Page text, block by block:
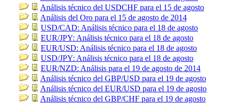
Análisis técnico del USDCHF para el 15 de agosto
Análisis del Oro para el 15 de agosto de 2014
USD/CAD: Análisis técnico para el 18 de agosto
EUR/JPY: Análisis técnico para el 18 de agosto
EUR/USD: Análisis técnico para el 18 de agosto
USD/JPY: Análisis técnico para el 18 de agosto
EUR/NZD: Análisis para el 19 de agosto de 2014
Análisis técnico del GBP/USD para el 19 de agosto
Análisis técnico del EUR/USD para el 19 de agosto
Análisis técnico del GBP/CHF para el 19 de agosto